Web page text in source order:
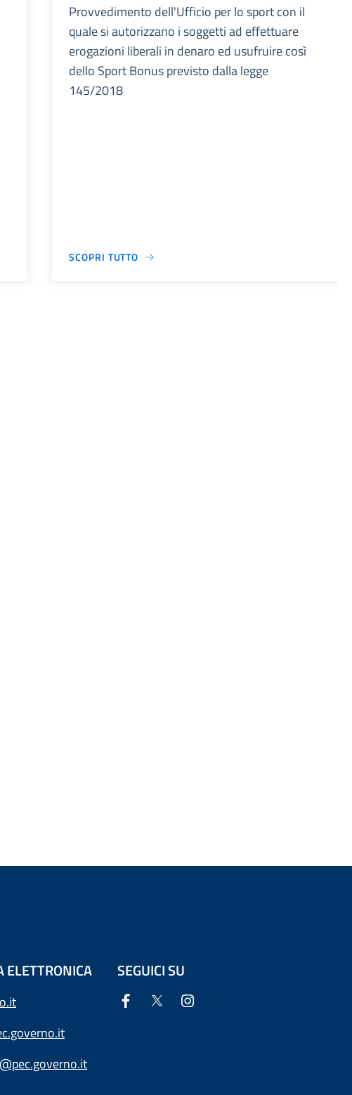
Provvedimento dell'Ufficio per lo sport con il
quale si autorizzano i soggetti ad effettuare
erogazioni liberali in denaro ed usufruire così
dello Sport Bonus previsto dalla legge
145/2018
SCOPRI TUTTO
ELETTRONICA SEGUICI SU